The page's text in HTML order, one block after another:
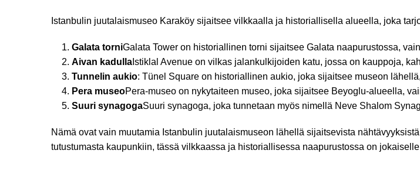
Istanbulin juutalaismuseo Karaköy sijaitsee vilkkaalla ja historiallisella alueella, joka
Galata torniGalata Tower on historiallinen torni sijaitsee Galata naapurustossa,
Aivan kadulla Istiklal Avenue on vilkas jalankulkijoiden katu, jossa on kauppoja,
Tunnelin aukio: Tünel Square on historiallinen aukio, joka sijaitsee museon
Pera museoPera-museo on nykytaiteen museo, joka sijaitsee Beyoglu-alueella,
Suuri synagogaSuuri synagoga, joka tunnetaan myös nimellä Neve Shalom
Nämä ovat vain muutamia Istanbulin juutalaismuseon lähellä sijaitsevista
tutustumasta kaupunkiin, tässä vilkkaassa ja historiallisessa naapurustossa on